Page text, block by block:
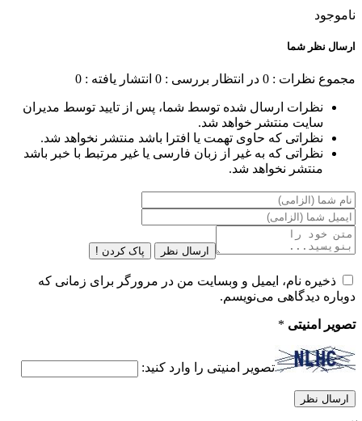
ناموجود
ارسال نظر شما
مجموع نظرات : 0 در انتظار بررسی : 0 انتشار یافته : 0
نظرات ارسال شده توسط شما، پس از تایید توسط مدیران
سایت منتشر خواهد شد.
نظراتی که حاوی تهمت یا افترا باشد منتشر نخواهد شد.
نظراتی که به غیر از زبان فارسی یا غیر مرتبط با خبر باشد
منتشر نخواهد شد.
ارسال نظر پاک کردن !
ذخیره نام، ایمیل و وبسایت من در مرورگر برای زمانی که
دوباره دیدگاهی می‌نویسم.
تصویر امنیتی *
تصویر امنیتی را وارد کنید: